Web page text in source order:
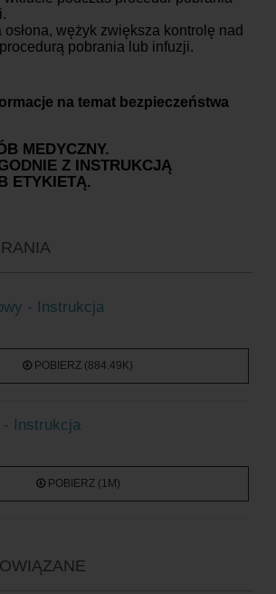
osłona, wężyk zwiększa kontrolę nad
pobrania lub infuzji.
na temat bezpieczeństwa
MEDYCZNY.
Z INSTRUKCJĄ
ETYKIETĄ.
- Instrukcja
POBIERZ (884.49K)
- Instrukcja
POBIERZ (1M)